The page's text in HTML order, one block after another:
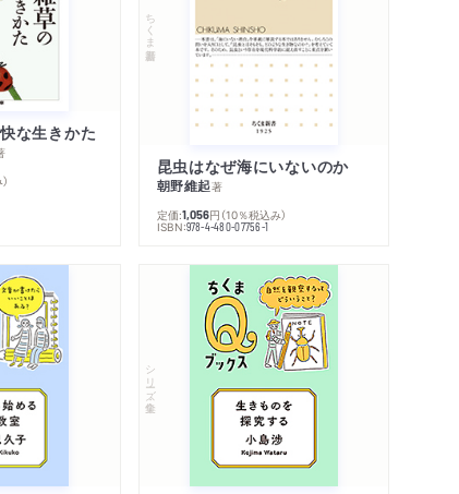
な生きかた
ちくま新書
昆虫はなぜ海にいないのか
朝野維起著
定価:1,056円 （10％税込み）
ISBN:978-4-480-07756-1
シリーズ・全集